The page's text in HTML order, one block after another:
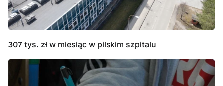
307 tys. zł w miesiąc w pilskim szpitalu